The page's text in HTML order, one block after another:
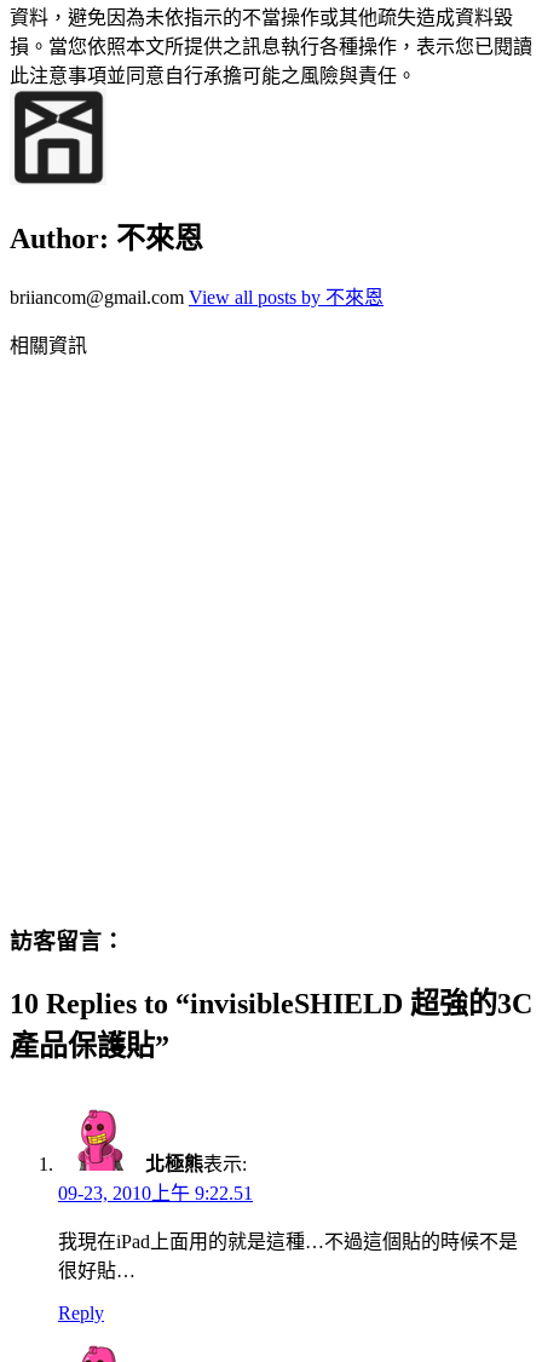
資料，避免因為未依指示的不當操作或其他疏失造成資料毀
損。當您依照本文所提供之訊息執行各種操作，表示您已閱讀
此注意事項並同意自行承擔可能之風險與責任。
Author: 不來恩
briiancom@gmail.com View all posts by 不來恩
相關資訊
訪客留言：
10 Replies to “invisibleSHIELD 超強的3C
產品保護貼”
北極熊表示:
09-23, 2010上午 9:22.51
我現在iPad上面用的就是這種…不過這個貼的時候不是
很好貼…
Reply